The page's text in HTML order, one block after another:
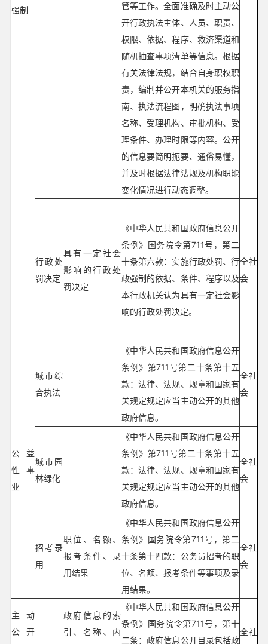
强制
管等工作。全面准确及时主动公
开行政执法主体、人员、职责、
权限、依据、程序、救济渠道和
随机抽查事项清单等信息。根据
有关法律法规，结合自身职权职
责，编制并公开本机关的服务指
南、执法流程图，明确执法事项
名称、受理机构、审批机构、受
理条件、办理时限等内容。公开
的信息要简明扼要、通俗易懂，
并及时根据法律法规及机构职能
变化情况进行动态调整。
行政处
罚决定
具有一定社会
影响的行政处
罚决定
《中华人民共和国政府信息公开
条例》国务院令第711号，第二
十条第六款：实施行政处罚、行
政强制的依据、条件、程序以及
本行政机关认为具有一定社会影
响的行政处罚决定。
全社
会
公益
性事
业
城市综
合执法
《中华人民共和国政府信息公开
条例》第711号第二十条第十五
款：法律、法规、规章和国家有
关规定规定应当主动公开的其他
政府信息。
全社
会
城市园
林绿化
《中华人民共和国政府信息公开
条例》第711号第二十条第十五
款：法律、法规、规章和国家有
关规定规定应当主动公开的其他
政府信息。
全社
会
招考录
用
职位、名额、
报考条件、录
用结果
《中华人民共和国政府信息公开
条例》国务院令第711号，第二
十条第十四款：公务员招考的职
位、名额、报考条件等事项及录
用结果。
全社
会
主动
公开
政府信息的索
引、名称、内
《中华人民共和国政府信息公开
条例》国务院令第711号，第十
二条：政府信息公开目录包括政
全社